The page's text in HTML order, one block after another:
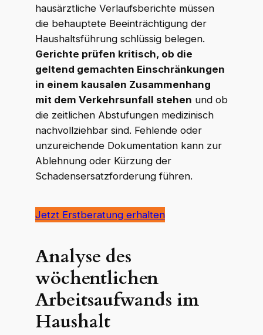
hausärztliche Verlaufsberichte müssen
die behauptete Beeinträchtigung der
Haushaltsführung schlüssig belegen.
Gerichte prüfen kritisch, ob die
geltend gemachten Einschränkungen
in einem kausalen Zusammenhang
mit dem Verkehrsunfall stehen und ob
die zeitlichen Abstufungen medizinisch
nachvollziehbar sind. Fehlende oder
unzureichende Dokumentation kann zur
Ablehnung oder Kürzung der
Schadensersatzforderung führen.
Jetzt Erstberatung erhalten
Analyse des
wöchentlichen
Arbeitsaufwands im
Haushalt